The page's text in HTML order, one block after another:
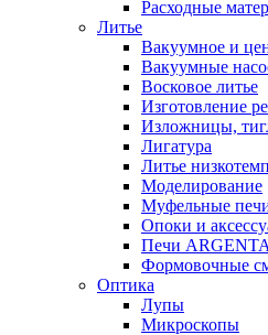
Расходные
Литье
Вакуумное и
Вакуумные
Восковое литье
Изготовление
Изложницы,
Лигатура
Литье
Моделирование
Муфельные
Опоки и
Печи
Формовочные
Оптика
Лупы
Микроскопы